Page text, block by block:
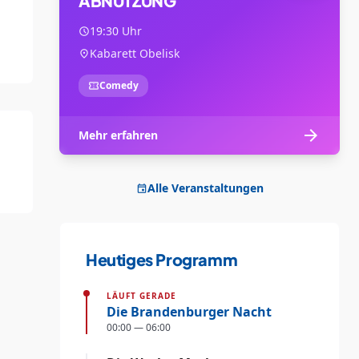
schedule19:30 Uhr
location_onKabarett Obelisk
confirmation_numberComedy
Mehr erfahren arrow_forward
eventAlle Veranstaltungen
Heutiges Programm
LÄUFT GERADE
Die Brandenburger Nacht
00:00 — 06:00